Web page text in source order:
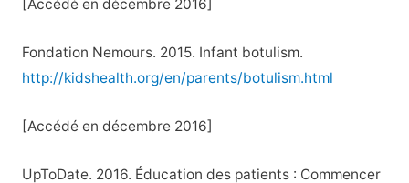
[Accédé en décembre 2016]
Fondation Nemours. 2015. Infant botulism.
http://kidshealth.org/en/parents/botulism.html
[Accédé en décembre 2016]
UpToDate. 2016. Éducation des patients : Commencer